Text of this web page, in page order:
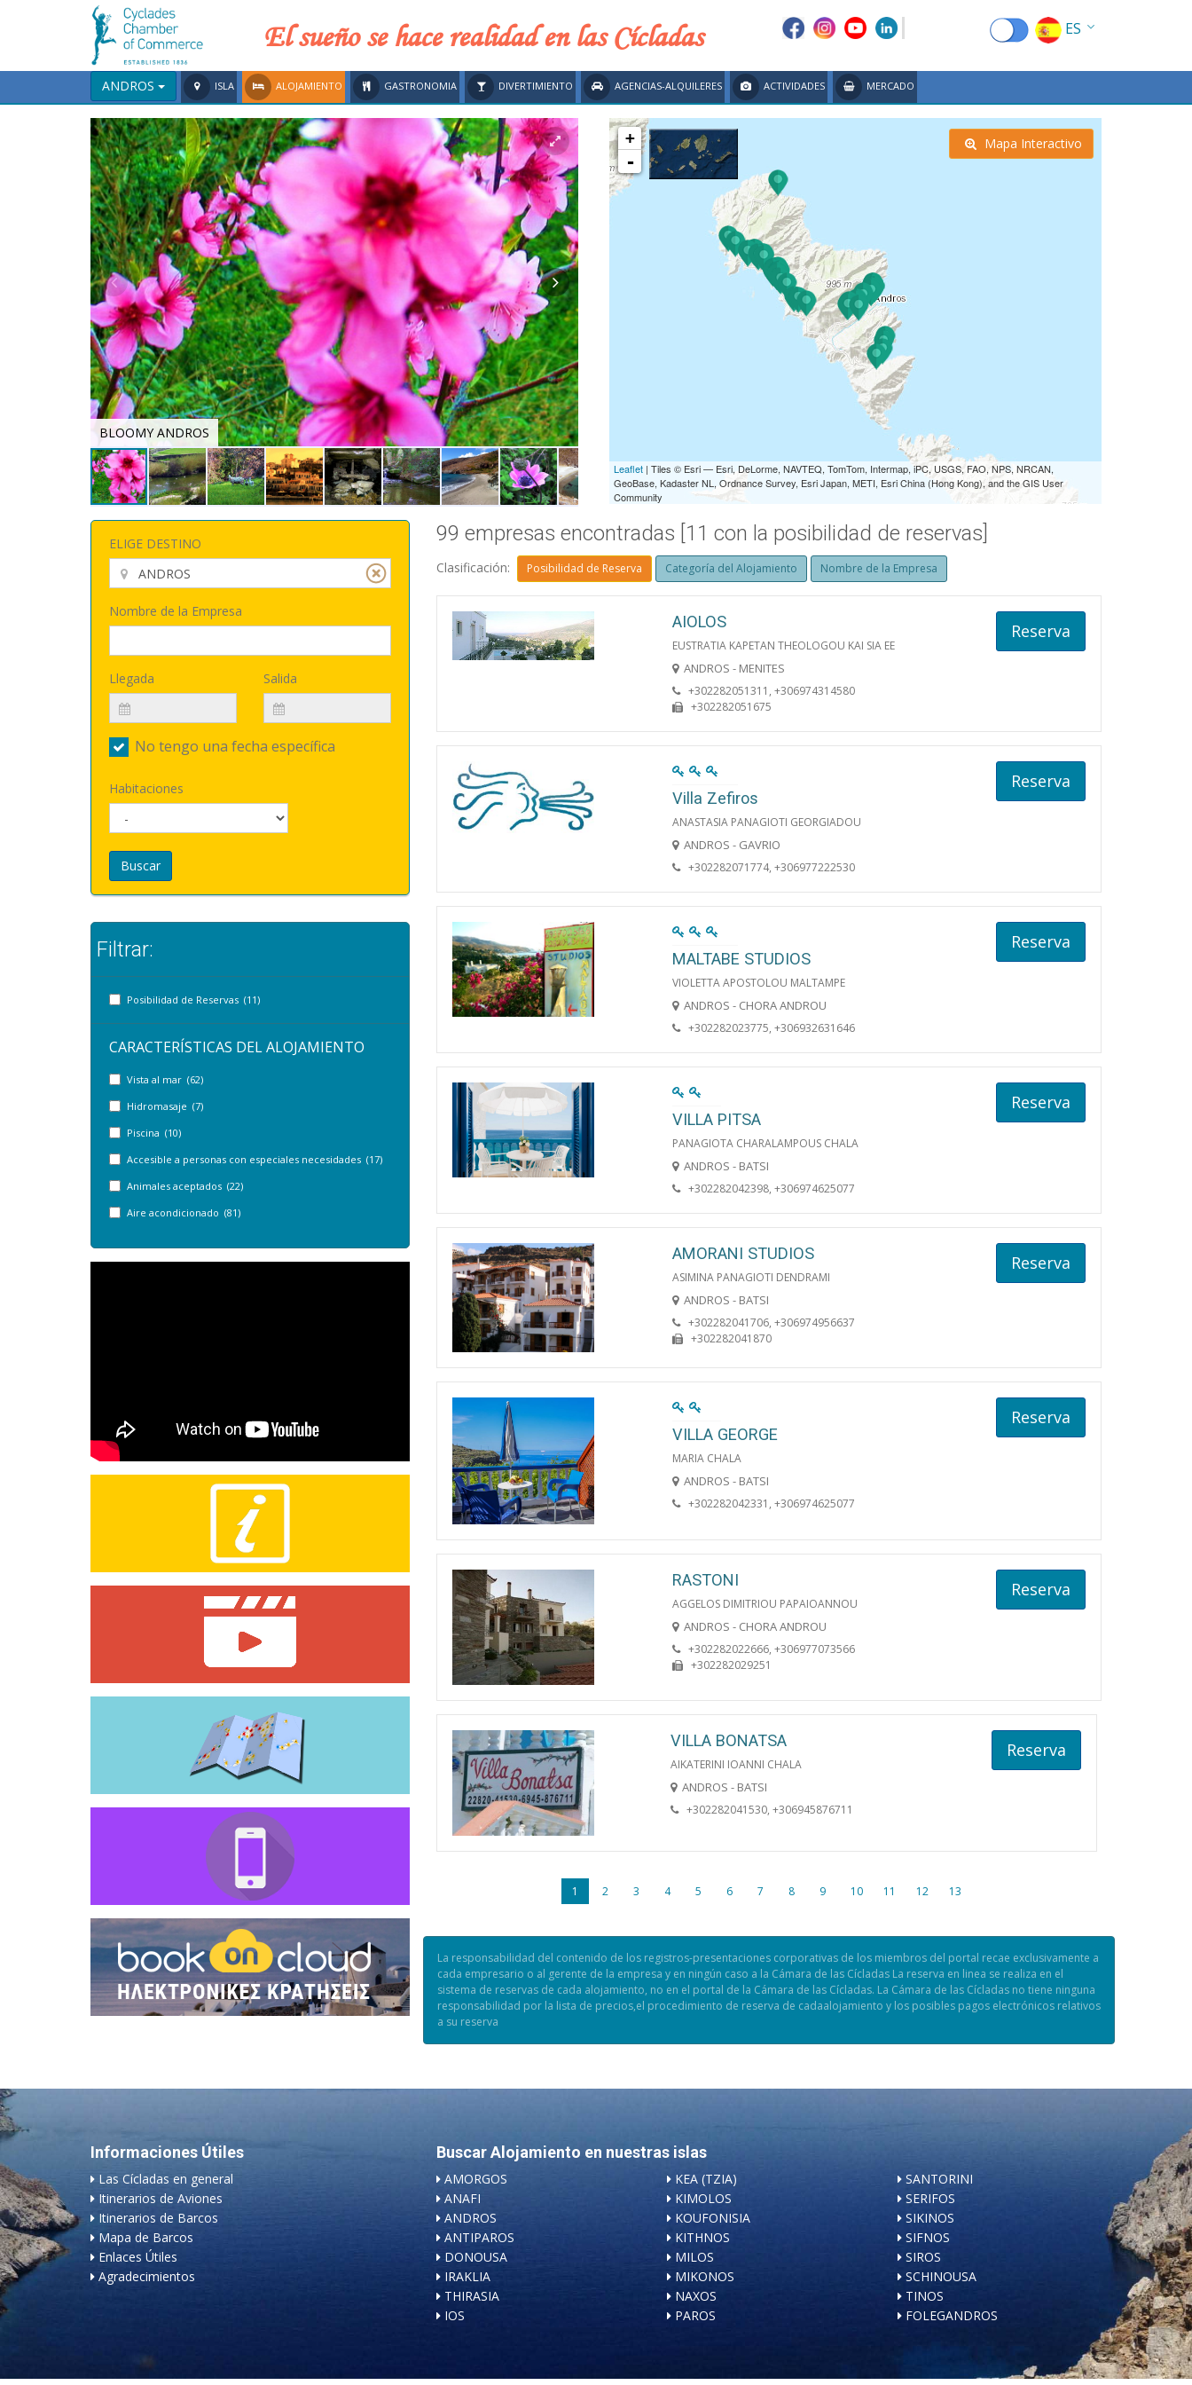
El sueño se hace realidad en las Cícladas ES
EN
EL
ANDROS ISLA ALOJAMIENTO GASTRONOMIA DIVERTIMIENTO AGENCIAS-ALQUILERES ACTIVIDADES MERCADO
BLOOMY ANDROS
+
-
Leaflet | Tiles © Esri — Esri, DeLorme, NAVTEQ, TomTom, Intermap, iPC, USGS, FAO, NPS, NRCAN,
GeoBase, Kadaster NL, Ordnance Survey, Esri Japan, METI, Esri China (Hong Kong), and the GIS User
Community
Mapa Interactivo
ELIGE DESTINO
Nombre de la Empresa
Llegada Salida
No tengo una fecha específica
Habitaciones
Buscar
Filtrar:
Posibilidad de Reservas (11)
CARACTERÍSTICAS DEL ALOJAMIENTO
Vista al mar (62)
Hidromasaje (7)
Piscina (10)
Accesible a personas con especiales necesidades (17)
Animales aceptados (22)
Aire acondicionado (81)
99 empresas encontradas [11 con la posibilidad de reservas]
Clasificación: Posibilidad de Reserva Categoría del Alojamiento Nombre de la Empresa
AIOLOS
EUSTRATIA KAPETAN THEOLOGOU KAI SIA EE
ANDROS - MENITES
+302282051311, +306974314580
+302282051675
Reserva
Villa Zefiros
ANASTASIA PANAGIOTI GEORGIADOU
ANDROS - GAVRIO
+302282071774, +306977222530
Reserva
MALTABE STUDIOS
VIOLETTA APOSTOLOU MALTAMPE
ANDROS - CHORA ANDROU
+302282023775, +306932631646
Reserva
VILLA PITSA
PANAGIOTA CHARALAMPOUS CHALA
ANDROS - BATSI
+302282042398, +306974625077
Reserva
AMORANI STUDIOS
ASIMINA PANAGIOTI DENDRAMI
ANDROS - BATSI
+302282041706, +306974956637
+302282041870
Reserva
VILLA GEORGE
MARIA CHALA
ANDROS - BATSI
+302282042331, +306974625077
Reserva
RASTONI
AGGELOS DIMITRIOU PAPAIOANNOU
ANDROS - CHORA ANDROU
+302282022666, +306977073566
+302282029251
Reserva
VILLA BONATSA
AIKATERINI IOANNI CHALA
ANDROS - BATSI
+302282041530, +306945876711
Reserva
1 2 3 4 5 6 7 8 9 10 11 12 13
La responsabilidad del contenido de los registros-presentaciones corporativas de los miembros del portal recae exclusivamente a
cada empresario o al gerente de la empresa y en ningún caso a la Cámara de las Cícladas La reserva en linea se realiza en el
sistema de reservas de cada alojamiento, no en el portal de la Cámara de las Cícladas. La Cámara de las Cícladas no tiene ninguna
responsabilidad por la lista de precios,el procedimiento de reserva de cadaalojamiento y los posibles pagos electrónicos relativos
a su reserva
Informaciones Útiles
Las Cícladas en general
Itinerarios de Aviones
Itinerarios de Barcos
Mapa de Barcos
Enlaces Útiles
Agradecimientos
Buscar Alojamiento en nuestras islas
AMORGOS
ANAFI
ANDROS
ANTIPAROS
DONOUSA
IRAKLIA
THIRASIA
IOS
KEA (TZIA)
KIMOLOS
KOUFONISIA
KITHNOS
MILOS
MIKONOS
NAXOS
PAROS
SANTORINI
SERIFOS
SIKINOS
SIFNOS
SIROS
SCHINOUSA
TINOS
FOLEGANDROS